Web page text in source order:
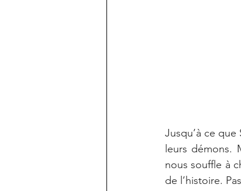
Jusqu’à ce
leurs
nous souffle à
de l’histoire.